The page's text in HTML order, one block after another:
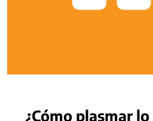
¿Cómo plasmar